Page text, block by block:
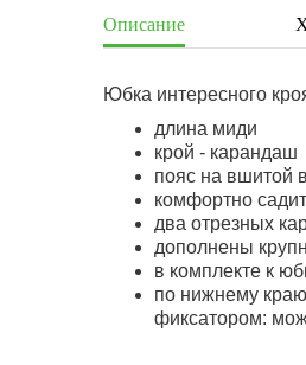
Описание
Юбка интересного
длина миди
крой - карандаш
пояс на вшитой
комфортно
два отрезных
дополнены
в комплекте к
по нижнему
фиксатором: